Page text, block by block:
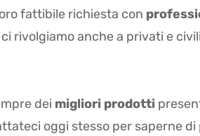
fattibile richiesta con
rivolgiamo anche a privati e
dei migliori prodotti
oggi stesso per saperne di